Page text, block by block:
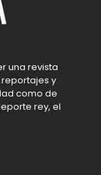
una revista
y
como de
rey, el